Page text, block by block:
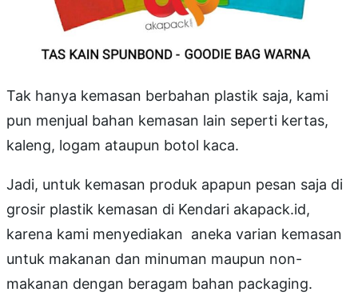
Tak hanya kemasan berbahan plastik saja, kami
pun menjual bahan kemasan lain seperti kertas,
kaleng, logam ataupun botol kaca.
Jadi, untuk kemasan produk apapun pesan saja di
grosir plastik kemasan di Kendari akapack.id,
karena kami menyediakan aneka varian kemasan
untuk makanan dan minuman maupun non-
makanan dengan beragam bahan packaging.